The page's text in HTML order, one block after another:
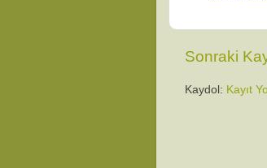
Sonraki
Kaydol: Kayıt